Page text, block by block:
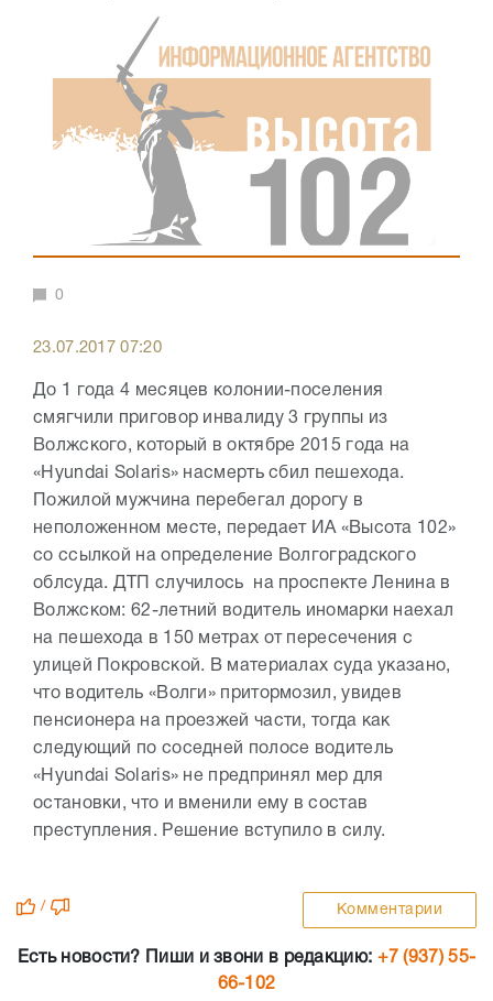
0
23.07.2017 07:20
До 1 года 4 месяцев колонии-поселения
смягчили приговор инвалиду 3 группы из
Волжского, который в октябре 2015 года на
«Hyundai Solaris» насмерть сбил пешехода.
Пожилой мужчина перебегал дорогу в
неположенном месте, передает ИА «Высота 102»
со ссылкой на определение Волгоградского
облсуда. ДТП случилось на проспекте Ленина в
Волжском: 62-летний водитель иномарки наехал
на пешехода в 150 метрах от пересечения с
улицей Покровской. В материалах суда указано,
что водитель «Волги» притормозил, увидев
пенсионера на проезжей части, тогда как
следующий по соседней полосе водитель
«Hyundai Solaris» не предпринял мер для
остановки, что и вменили ему в состав
преступления. Решение вступило в силу.
/ Комментарии
Есть новости? Пиши и звони в редакцию: +7 (937) 55-
66-102